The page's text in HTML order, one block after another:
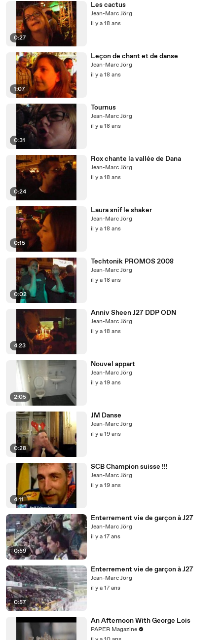
0:27
Les cactus
Jean-Marc Jörg
il y a 18 ans
1:07
Leçon de chant et de danse
Jean-Marc Jörg
il y a 18 ans
0:31
Tournus
Jean-Marc Jörg
il y a 18 ans
0:24
Rox chante la vallée de Dana
Jean-Marc Jörg
il y a 18 ans
0:15
Laura snif le shaker
Jean-Marc Jörg
il y a 18 ans
0:02
Techtonik PROMOS 2008
Jean-Marc Jörg
il y a 18 ans
4:23
Anniv Sheen J27 DDP ODN
Jean-Marc Jörg
il y a 18 ans
2:05
Nouvel appart
Jean-Marc Jörg
il y a 19 ans
0:28
JM Danse
Jean-Marc Jörg
il y a 19 ans
4:11
SCB Champion suisse !!!
Jean-Marc Jörg
il y a 19 ans
0:59
Enterrement vie de garçon à J27
Jean-Marc Jörg
il y a 17 ans
0:57
Enterrement vie de garçon à J27
Jean-Marc Jörg
il y a 17 ans
An Afternoon With George Lois
PAPER Magazine